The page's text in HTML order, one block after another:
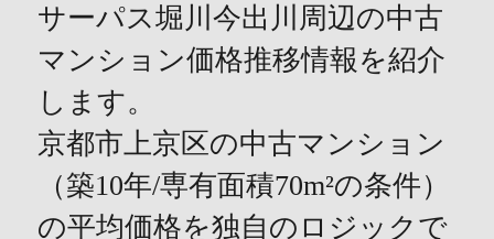
サーパス堀川今出川周辺の中古
マンション価格推移情報を紹介
します。
京都市上京区の中古マンション
（築10年/専有面積70m²の条件）
の平均価格を独自のロジックで